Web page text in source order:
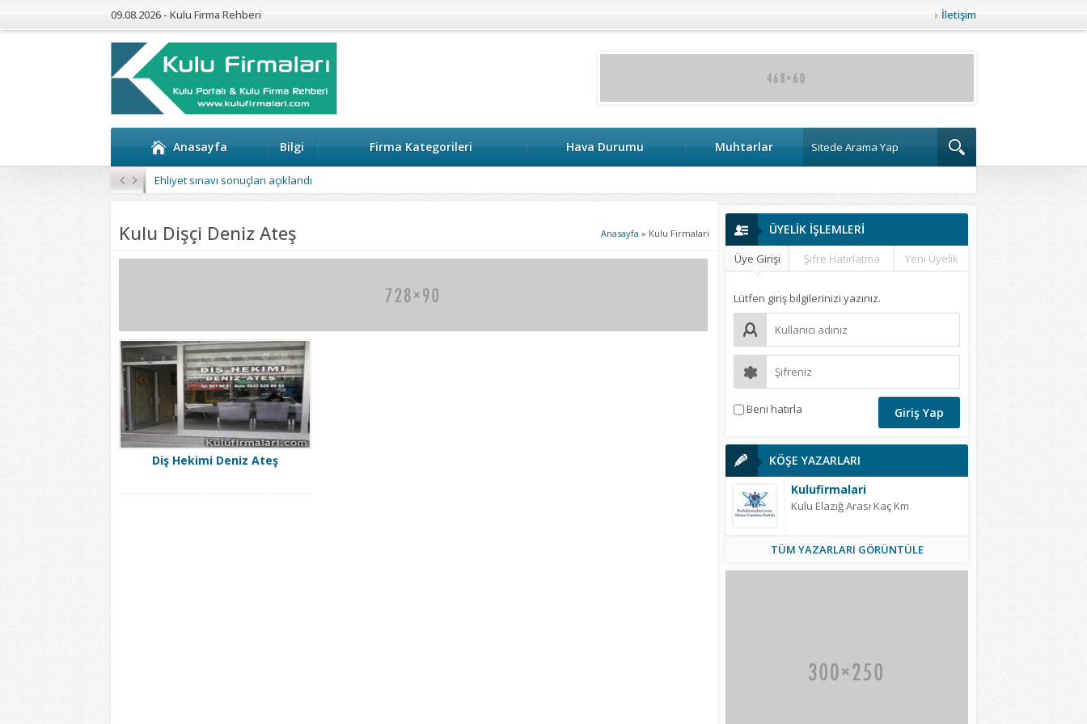
09.08.2026 - Kulu Firma Rehberi İletişim
Anasayfa Bilgi Firma Kategorileri Hava Durumu Muhtarlar
Kulu’da 4 Mahalleye Yangın Söndürme Tankeri
Anasayfa » Kulu Firmalari
Kulu Dişçi Deniz Ateş
Diş Hekimi Deniz Ateş
ÜYELİK İŞLEMLERİ
Üye Girişi Şifre Hatırlatma Yeni Üyelik
Lütfen giriş bilgilerinizi yazınız.
Beni hatırla
KÖŞE YAZARLARI
Kulufirmalari
Kulu Elazığ Arası Kaç Km
TÜM YAZARLARI GÖRÜNTÜLE